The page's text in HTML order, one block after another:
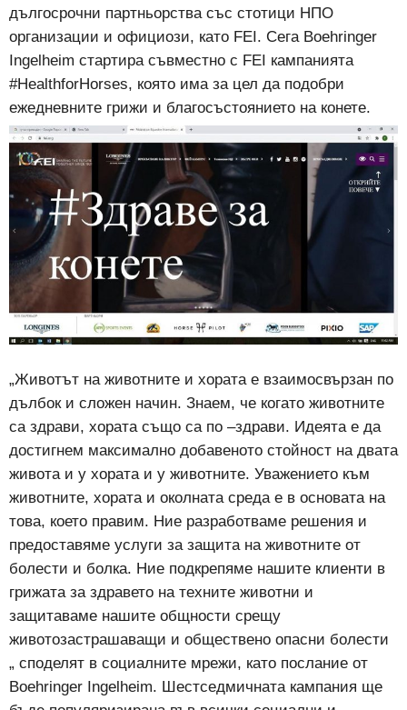
дългосрочни партньорства със стотици НПО
организации и официози, като FEI . Сега Boehringer
Ingelheim стартира съвместно с FEI кампанията
#HealthforHorses, която има за цел да подобри
ежедневните грижи и благосъстоянието на конете.
„Животът на животните и хората е взаимосвързан по
дълбок и сложен начин. Знаем, че когато животните
са здрави, хората също са по –здрави. Идеята е да
достигнем максимално добавеното стойност на двата
живота и у хората и у животните. Уважението към
животните, хората и околната среда е в основата на
това, което правим. Ние разработваме решения и
предоставяме услуги за защита на животните от
болести и болка. Ние подкрепяме нашите клиенти в
грижата за здравето на техните животни и
защитаваме нашите общности срещу
животозастрашаващи и обществено опасни болести
„ споделят в социалните мрежи, като послание от
Boehringer Ingelheim. Шестседмичната кампания ще